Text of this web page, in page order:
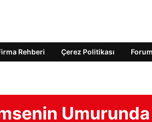
Rehberi Çerez Politikası Forum
Umurunda